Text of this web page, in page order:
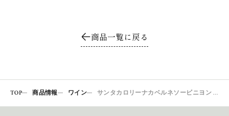
商品一覧に戻る
TOP 商品情報 ワイン サンタカロリーナカベルネソービニヨン R750